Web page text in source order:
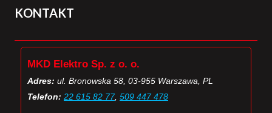
KONTAKT
MKD Elektro Sp. z o. o.
Adres: ul. Bronowska 58, 03-955 Warszawa, PL
Telefon: 22 615 82 77, 509 447 478